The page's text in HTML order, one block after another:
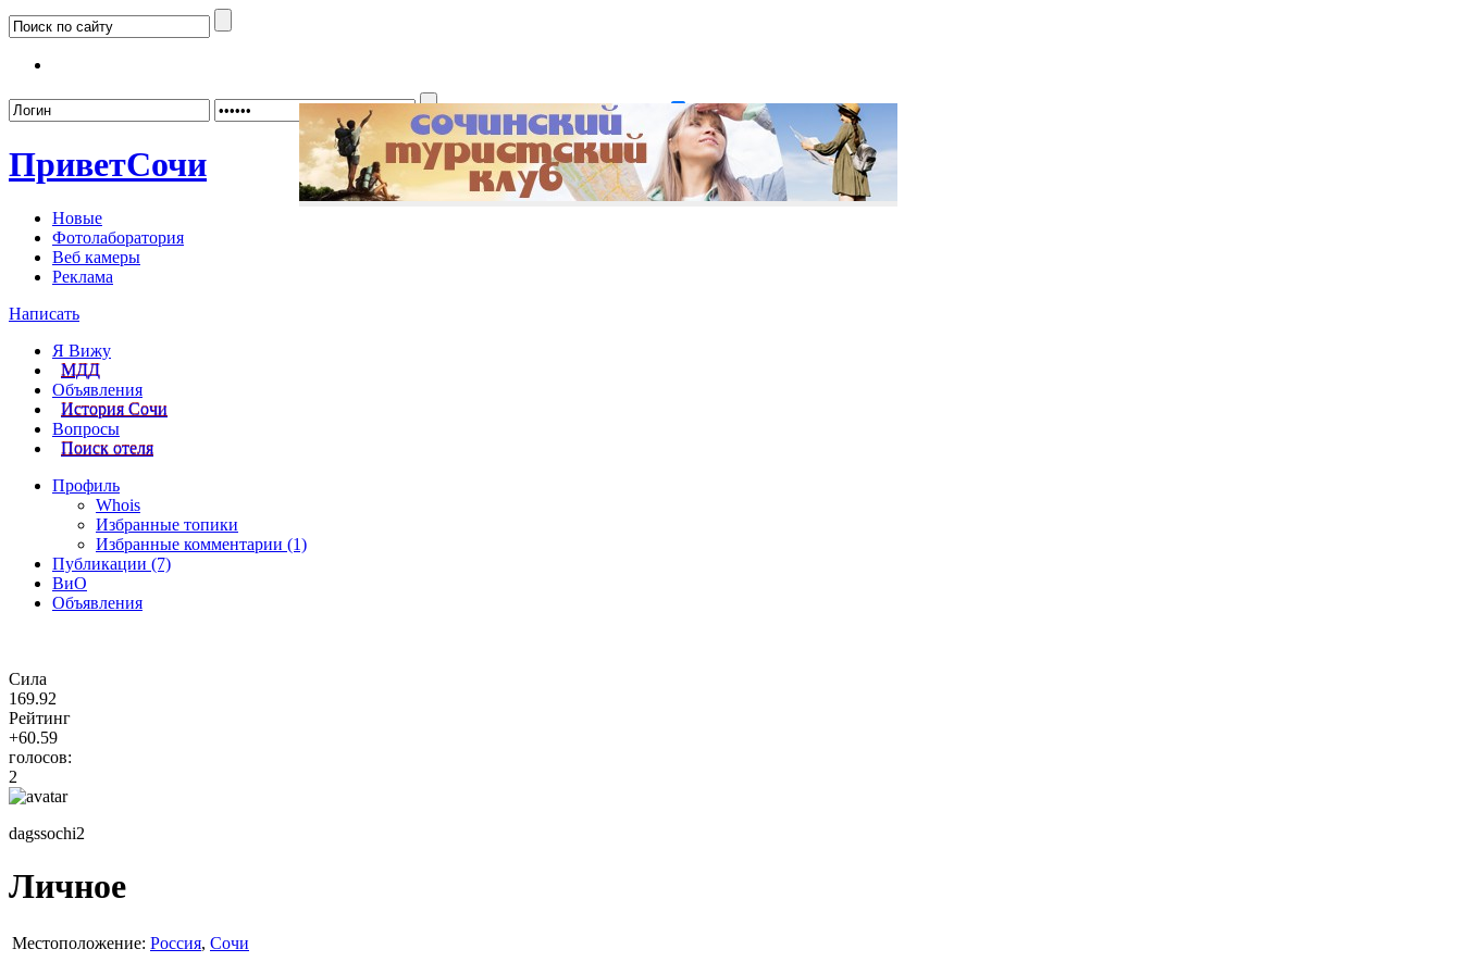
Забыли пароль? Регистрация
ПриветСочи
Новые
Фотолаборатория
Веб камеры
Реклама
Написать
Я Вижу
МДД
Объявления
История Сочи
Вопросы
Поиск отеля
Профиль
Whois
Избранные топики
Избранные комментарии (1)
Публикации (7)
ВиО
Объявления
Сила
169.92
Рейтинг
+60.59
голосов:
2
dagssochi2
Личное
Местоположение: Россия, Сочи